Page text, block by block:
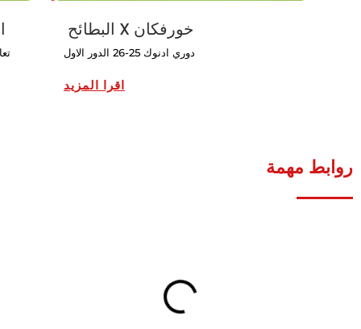
خورفكان X البطائح
دوري ادنوك 25-26 الدور الاول
اقرا المزيد
روابط مهمة